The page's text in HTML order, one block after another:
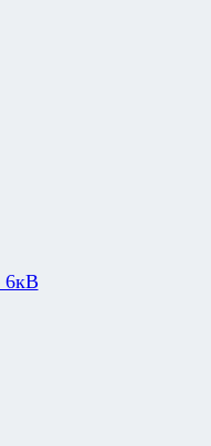
6кВ